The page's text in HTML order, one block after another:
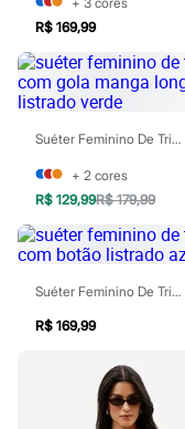
Calçados
Botas
Chinelos
Sapatos
Sandálias e Papetes
Tênis
Moda esportiva
Bermudas
Camisetas
Calças
Calçados
Regatas
Cuecas
Meias
Pijamas
Personagens
Blusas e Camisetas
R$ 169,99
Suéter Feminino De Tricot Com Gola Manga Longa Listrado Verde
+ 2 cores
R$ 129,99R$ 179,99
Suéter Feminino De Tricot Com Botão Listrado Azul
R$ 169,99